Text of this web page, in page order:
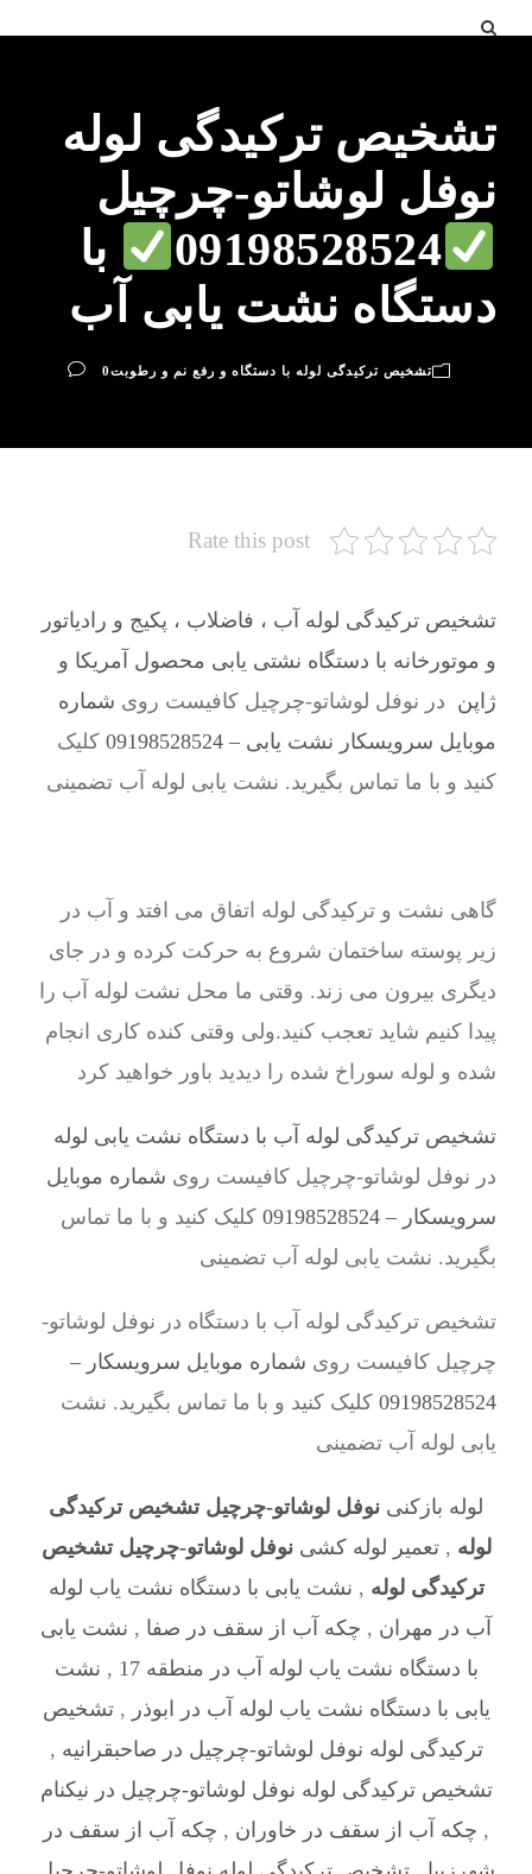
تشخیص ترکیدگی لوله
نوفل لوشاتو-چرچیل
09198528524
با
دستگاه نشت یابی آب
تشخیص ترکیدگی لوله با دستگاه و رفع نم و رطوبت0
Rate this post
تشخیص ترکیدگی لوله آب ، فاضلاب ، پکیج و رادیاتور
و موتورخانه با دستگاه نشتی یابی محصول آمریکا و
ژاپن در نوفل لوشاتو-چرچیل کافیست روی شماره
موبایل سرویسکار نشت یابی – 09198528524
کلیک
کنید و با ما تماس بگیرید. نشت یابی لوله آب تضمینی
گاهی نشت و ترکیدگی لوله اتفاق می افتد و آب در
زیر پوسته ساختمان شروع به حرکت کرده و در جای
دیگری بیرون می زند. وقتی ما محل نشت لوله آب را
پیدا کنیم شاید تعجب کنید.ولی وقتی کنده کاری انجام
شده و لوله سوراخ شده را دیدید باور خواهید کرد
تشخیص ترکیدگی لوله آب با دستگاه نشت یابی لوله
در نوفل لوشاتو-چرچیل کافیست روی شماره موبایل
سرویسکار – 09198528524
کلیک کنید و با ما تماس
بگیرید. نشت یابی لوله آب تضمینی
تشخیص ترکیدگی لوله آب با دستگاه در نوفل لوشاتو-
چرچیل کافیست روی شماره موبایل سرویسکار –
09198528524 کلیک کنید و با ما تماس بگیرید. نشت
یابی لوله آب تضمینی
لوله بازکنی نوفل لوشاتو-چرچیل تشخیص ترکیدگی
لوله ,تعمیر لوله کشینوفل لوشاتو-چرچیل تشخیص
ترکیدگی لوله , نشت یابی با دستگاه نشت یاب لوله
آب در مهران , چکه آب از سقف در صفا , نشت یابی
با دستگاه نشت یاب لوله آب در منطقه 17
, نشت
یابی با دستگاه نشت یاب لوله آب در ابوذر ,تشخیص
ترکیدگی لوله نوفل لوشاتو-چرچیل در صاحبقرانیه ,
تشخیص ترکیدگی لوله نوفل لوشاتو-چرچیل در نیکنام
, چکه آب از سقف در خاوران , چکه آب از سقف در